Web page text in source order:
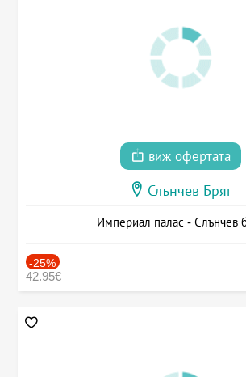
виж офертата
Слънчев Бряг
Империал палас - Слънчев
-25%
42.95€